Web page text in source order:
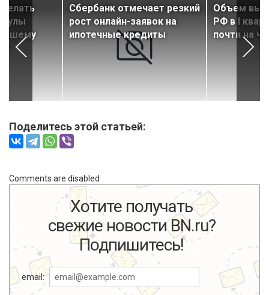
Сбербанк отмечает резкий
рост онлайн-заявок на
ипотечные кредиты
Объем
РФ в I
почти на
Поделитесь этой статьей:
Comments are disabled
Хотите получать
свежие новости BN.ru?
Подпишитесь!
email: